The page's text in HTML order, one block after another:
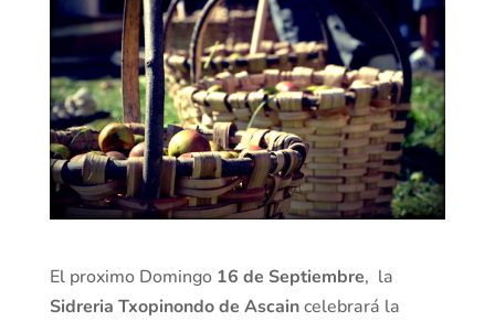
El proximo Domingo 16 de Septiembre, la
Sidreria Txopinondo de Ascaincelebrará la